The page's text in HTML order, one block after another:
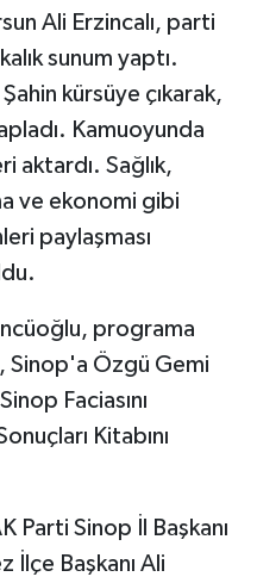
Ali Erzincalı, parti
sunum yaptı.
kürsüye çıkarak,
Kamuoyunda
aktardı. Sağlık,
ve ekonomi gibi
paylaşması
programa
Sinop'a Özgü Gemi
Faciasını
Kitabını
Parti Sinop İl Başkanı
İlçe Başkanı Ali